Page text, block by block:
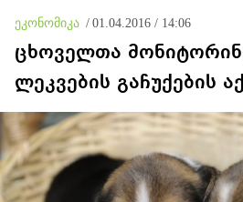
ეკონომიკა / 01.04.2016 / 14:06
ცხოველთა
ლეკვების გაჩუქების